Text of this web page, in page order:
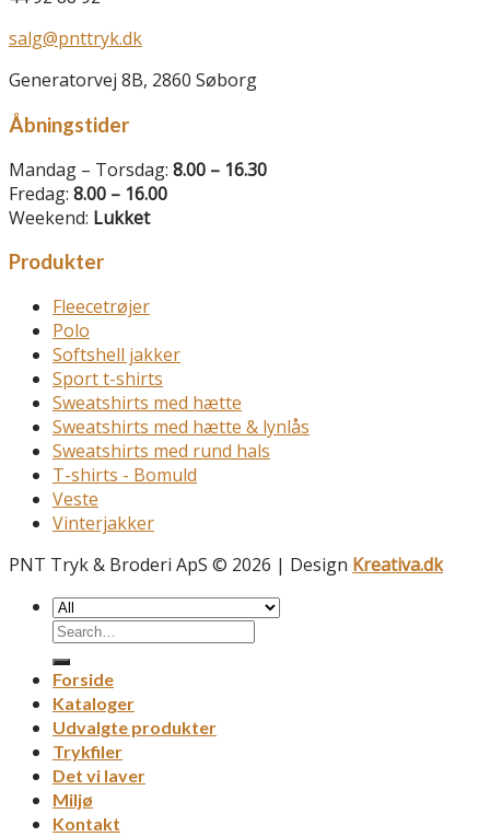
salg@pnttryk.dk
Generatorvej 8B, 2860 Søborg
Åbningstider
Mandag – Torsdag: 8.00 – 16.30
Fredag: 8.00 – 16.00
Weekend: Lukket
Produkter
Fleecetrøjer
Polo
Softshell jakker
Sport t-shirts
Sweatshirts med hætte
Sweatshirts med hætte & lynlås
Sweatshirts med rund hals
T-shirts - Bomuld
Veste
Vinterjakker
PNT Tryk & Broderi ApS © 2026 | Design Kreativa.dk
Forside
Kataloger
Udvalgte produkter
Trykfiler
Det vi laver
Miljø
Kontakt